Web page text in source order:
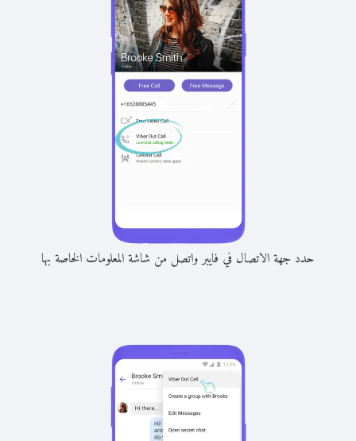
حدد جهة الاتصال في فايبر واتصل من شاشة المعلومات الخاصة بها